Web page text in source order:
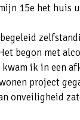
15e het huis
begon met
ik in een
project
onveiligheid